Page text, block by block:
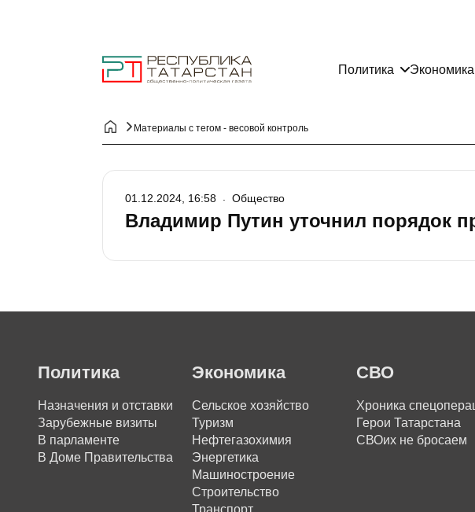
Политика Экономика
Материалы с тегом - весовой контроль
Владимир Путин уточнил порядок
01.12.2024, 16:58 Общество
Политика
Назначения и отставки
Зарубежные визиты
В парламенте
В Доме Правительства
Экономика
Сельское хозяйство
Туризм
Нефтегазохимия
Энергетика
Машиностроение
Строительство
Транспорт
СВО
Хроника
Герои Татарстана
СВОих не бросаем